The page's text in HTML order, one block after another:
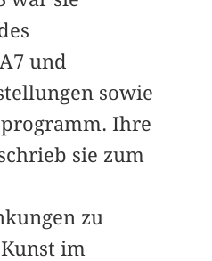
und
sowie
Ihre
sie zum
zu
im